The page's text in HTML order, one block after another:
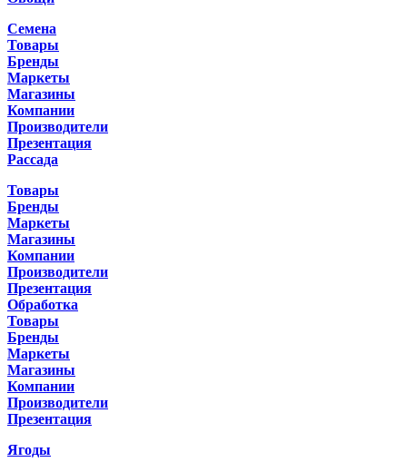
Семена
Товары
Бренды
Маркеты
Магазины
Компании
Производители
Презентация
Рассада
Товары
Бренды
Маркеты
Магазины
Компании
Производители
Презентация
Обработка
Товары
Бренды
Маркеты
Магазины
Компании
Производители
Презентация
Ягоды